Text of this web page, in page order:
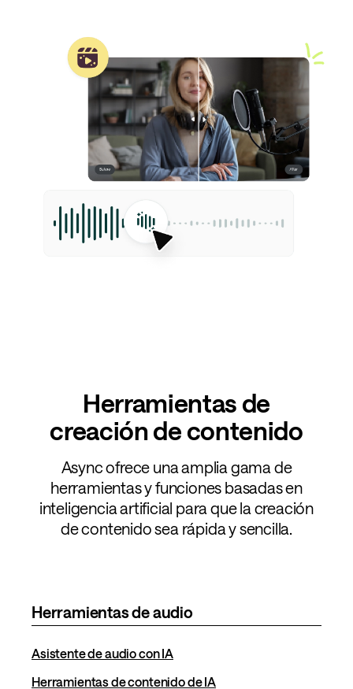
Herramientas de
creación de contenido
Async ofrece una amplia gama de
herramientas y funciones basadas en
inteligencia artificial para que la creación
de contenido sea rápida y sencilla.
Herramientas de audio
Asistente de audio con IA
Herramientas de contenido de IA